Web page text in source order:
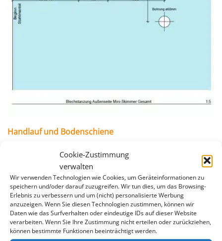
Cookie-Zustimmung
verwalten
Wir verwenden Technologien wie Cookies, um Geräteinformationen zu
speichern und/oder darauf zuzugreifen. Wir tun dies, um das Browsing-
Erlebnis zu verbessern und um (nicht) personalisierte Werbung
anzuzeigen. Wenn Sie diesen Technologien zustimmen, können wir
Daten wie das Surfverhalten oder eindeutige IDs auf dieser Website
verarbeiten. Wenn Sie Ihre Zustimmung nicht erteilen oder zurückziehen,
können bestimmte Funktionen beeinträchtigt werden.
Handlauf und Bodenschiene
Kunststoff. Die Farbe haben wir bewußt gewählt: Jeder
Kunststoff bleicht durch Sonneneinstrahlung mit der
Zeit aus, aber bei der Farbe weiß ist die Verwitterung
länger unauffällig, als bei farbigen Kunststoffen. Die ca.
1 Meter langen Segmente werden mittels Zapfen
verbunden und von oben auf Folie und Stahlmantel
gesteckt. Damit wird die Folie dauerhaft an der